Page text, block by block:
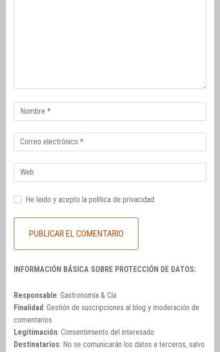
Correo
electrónico
Correo
electrónico
Web
He leido y acepto la política de privacidad
INFORMACIÓN BÁSICA SOBRE PROTECCIÓN DE DATOS:
Responsable: Gastronomía & Cía
Finalidad: Gestión de suscripciones al blog y moderación de
comentarios
Legitimación: Consentimiento del interesado
Destinatarios: No se comunicarán los datos a terceros, salvo